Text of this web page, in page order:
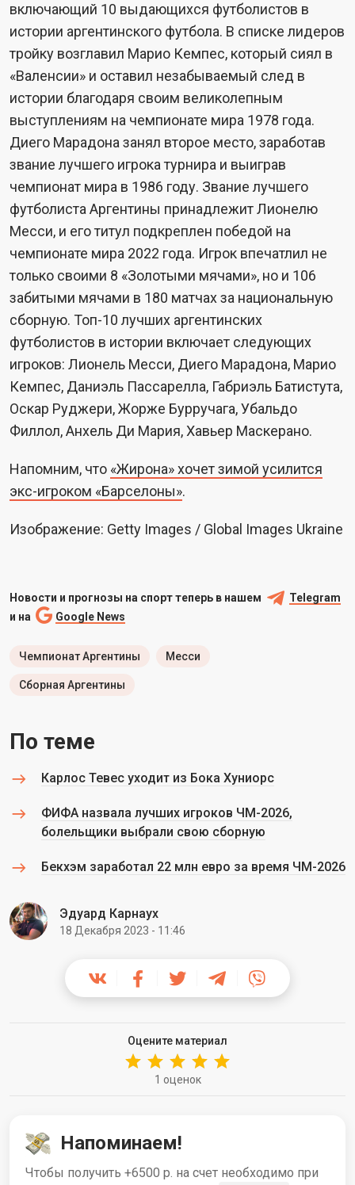
включающий 10 выдающихся футболистов в
истории аргентинского футбола. В списке лидеров
тройку возглавил Марио Кемпес, который сиял в
«Валенсии» и оставил незабываемый след в
истории благодаря своим великолепным
выступлениям на чемпионате мира 1978 года.
Диего Марадона занял второе место, заработав
звание лучшего игрока турнира и выиграв
чемпионат мира в 1986 году. Звание лучшего
футболиста Аргентины принадлежит Лионелю
Месси, и его титул подкреплен победой на
чемпионате мира 2022 года. Игрок впечатлил не
только своими 8 «Золотыми мячами», но и 106
забитыми мячами в 180 матчах за национальную
сборную. Топ-10 лучших аргентинских
футболистов в истории включает следующих
игроков: Лионель Месси, Диего Марадона, Марио
Кемпес, Даниэль Пассарелла, Габриэль Батистута,
Оскар Руджери, Жорже Бурручага, Убальдо
Филлол, Анхель Ди Мария, Хавьер Маскерано.
Напомним, что «Жирона» хочет зимой усилится
экс-игроком «Барселоны».
Изображение: Getty Images / Global Images Ukraine
Новости и прогнозы на спорт теперь в нашем
Telegram
и на
Google News
Чемпионат Аргентины Месси
Сборная Аргентины
По теме
Карлос Тевес уходит из Бока Хуниорс
ФИФА назвала лучших игроков ЧМ-2026,
болельщики выбрали свою сборную
Бекхэм заработал 22 млн евро за время ЧМ-2026
Эдуард Карнаух
18 Декабря 2023 - 11:46
Оцените материал
1 оценок
Напоминаем!
Чтобы получить +6500 р. на счет необходимо при